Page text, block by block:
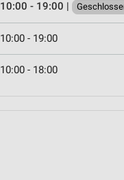
10:00 - 19:00 |
10:00 - 19:00
10:00 - 18:00